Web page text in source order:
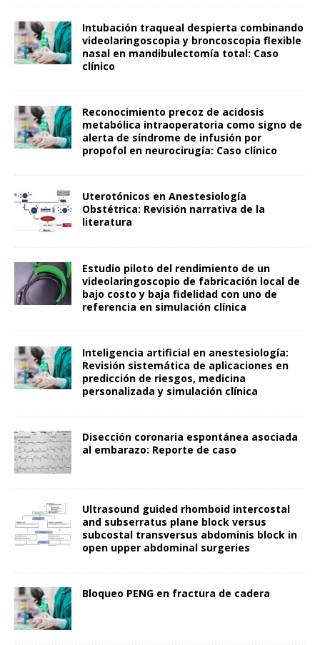
Intubación traqueal despierta combinando
videolaringoscopia y broncoscopia flexible
nasal en mandibulectomía total: Caso
clínico
Reconocimiento precoz de acidosis
metabólica intraoperatoria como signo de
alerta de síndrome de infusión por
propofol en neurocirugía: Caso clínico
Uterotónicos en Anestesiología
Obstétrica: Revisión narrativa de la
literatura
Estudio piloto del rendimiento de un
videolaringoscopio de fabricación local de
bajo costo y baja fidelidad con uno de
referencia en simulación clínica
Inteligencia artificial en anestesiología:
Revisión sistemática de aplicaciones en
predicción de riesgos, medicina
personalizada y simulación clínica
Disección coronaria espontánea asociada
al embarazo: Reporte de caso
Ultrasound guided rhomboid intercostal
and subserratus plane block versus
subcostal transversus abdominis block in
open upper abdominal surgeries
Bloqueo PENG en fractura de cadera